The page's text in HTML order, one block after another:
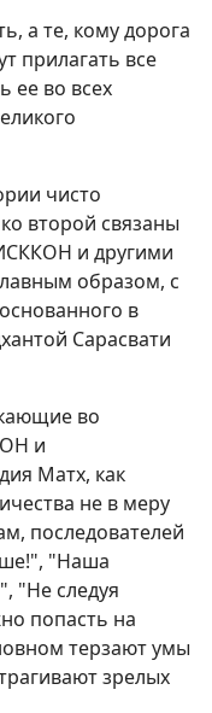
а те, кому дорога
прилагать все
ее во всех
чисто
второй связаны
и другими
образом, с
в
Сарасвати
во
и
Матх, как
не в меру
последователей
"Наша
"Не следуя
попасть на
терзают умы
зрелых